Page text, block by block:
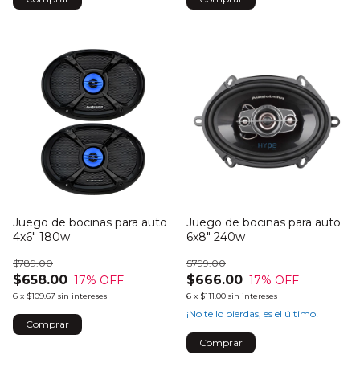
Juego de bocinas para auto
4x6" 180w
$658.00
$789.00
17% OFF
6 x $109.67 sin intereses
Juego de bocinas para auto
6x8" 240w
$666.00
$799.00
17% OFF
6 x $111.00 sin intereses
¡No te lo pierdas, es el último!